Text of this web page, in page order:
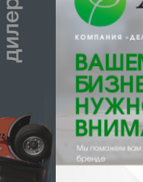
средства,
засоры в
требует
сильного